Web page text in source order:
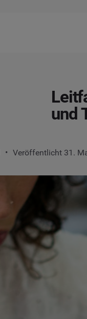
und
Veröffentlicht 31.